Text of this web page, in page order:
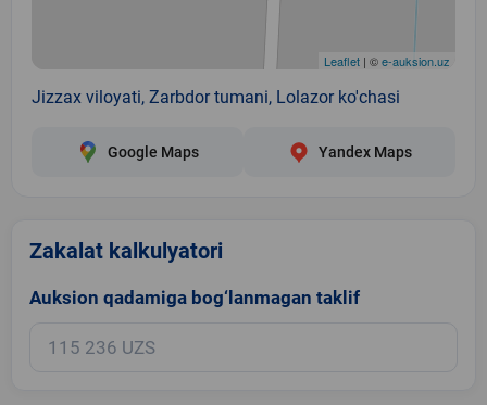
Leaflet | ©e-auksion.uz
Jizzax viloyati, Zarbdor tumani, Lolazor ko'chasi
Google Maps Yandex Maps
Zakalat kalkulyatori
Auksion qadamiga bog‘lanmagan taklif